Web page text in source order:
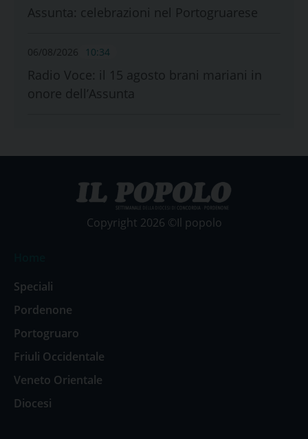
Assunta: celebrazioni nel Portogruarese
06/08/2026 10:34
Radio Voce: il 15 agosto brani mariani in
onore dell’Assunta
Copyright 2026 ©Il popolo
Speciali
Pordenone
Portogruaro
Friuli Occidentale
Veneto Orientale
Diocesi